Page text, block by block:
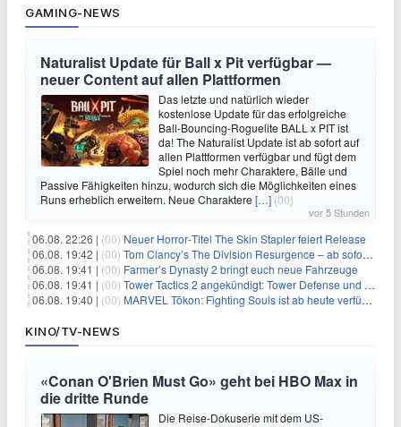
GAMING-NEWS
Naturalist Update für Ball x Pit verfügbar —
neuer Content auf allen Plattformen
Das letzte und natürlich wieder
kostenlose Update für das erfolgreiche
Ball-Bouncing-Roguelite BALL x PIT ist
da! The Naturalist Update ist ab sofort auf
allen Plattformen verfügbar und fügt dem
Spiel noch mehr Charaktere, Bälle und
Passive Fähigkeiten hinzu, wodurch sich die Möglichkeiten eines
Runs erheblich erweitern. Neue Charaktere […] (00)
vor 5 Stunden
06.08. 22:26 | (00) Neuer Horror‑Titel The Skin Stapler feiert Release
06.08. 19:42 | (00) Tom Clancy’s The Division Resurgence – ab sofort für euch verfügbar
06.08. 19:41 | (00) Farmer’s Dynasty 2 bringt euch neue Fahrzeuge
06.08. 19:41 | (00) Tower Tactics 2 angekündigt: Tower Defense und Deckbuilding Kombo kehrt zurück
06.08. 19:40 | (00) MARVEL Tōkon: Fighting Souls ist ab heute verfügbar
KINO/TV-NEWS
«Conan O'Brien Must Go» geht bei HBO Max in
die dritte Runde
Die Reise-Dokuserie mit dem US-